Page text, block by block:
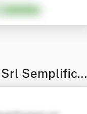
Semplificat